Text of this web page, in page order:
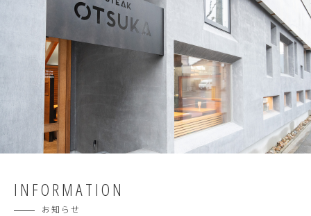
INFORMATION
お知らせ